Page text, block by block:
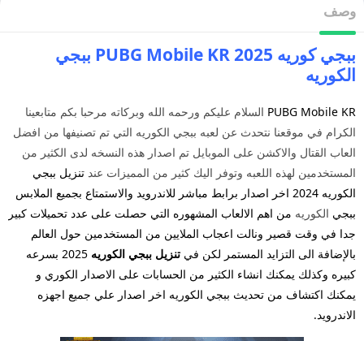
وصف
ببجي كوريه 2025
PUBG Mobile KR ببجي
الكوريه
PUBG Mobile KR السلام عليكم ورحمه الله وبركاته مرحبا بكم متابعينا
الكرام في موقعنا نتحدث عن لعبه ببجي الكوريه التي تم تصنيفها من افضل
العاب القتال والاكشن على الموبايل تم اصدار هذه النسخه لدى الكثير من
المستخدمين لهذه اللعبه وتوفر اليك كثير من المميزات عند تنزيل ببجي
الكوريه 2 024 اخر اصدار برابط مباشر للاندرويد والاستمتاع بجميع الملابس
ببجي الكوريه من اهم الالعاب المشهوره التي حصلت على عدد تحميلات كبير
جدا في وقت قصير ونالت اعجاب الملايين من المستخدمين حول العالم
بالإضافة الى التزايد المستمر لكن في تنزيل ببجي الكوريه
بسرعه
كبيره وكذلك يمكنك انشاء الكثير من الحسابات على الاصدار الكوري و
يمكنك اكتشاف من تحديث ببجي الكوريه اخر اصدار علي جميع اجهزه
الاندرويد.